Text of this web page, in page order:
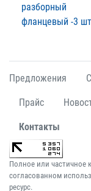
разборный
фланцевый -3 шт
Предложения
Прайс
Контакты
Полное или частичное
согласованном
ресурс.